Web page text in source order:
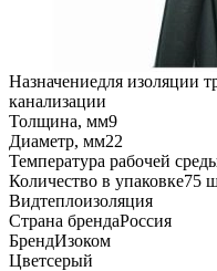
Назначениедля изоляции
канализации
Толщина, мм9
Диаметр, мм22
Температура рабочей
Количество в упаковке75
Видтеплоизоляция
Страна брендаРоссия
БрендИзоком
Цветсерый